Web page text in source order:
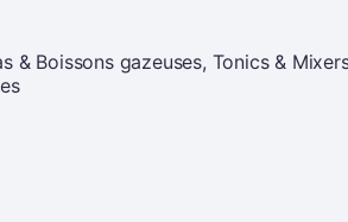
& Boissons gazeuses, Tonics &